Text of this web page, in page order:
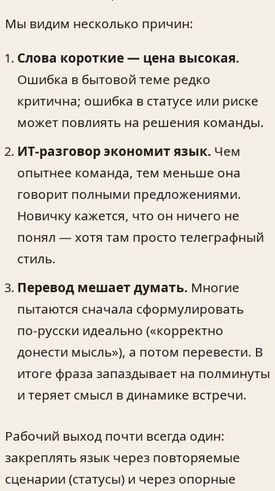
Мы видим несколько причин:
Слова короткие — цена высокая.
Ошибка в бытовой теме редко
критична; ошибка в статусе или риске
может повлиять на решения команды.
ИТ‑разговор экономит язык. Чем
опытнее команда, тем меньше она
говорит полными предложениями.
Новичку кажется, что он ничего не
понял — хотя там просто телеграфный
стиль.
Перевод мешает думать. Многие
пытаются сначала сформулировать
по‑русски идеально («корректно
донести мысль»), а потом перевести. В
итоге фраза запаздывает на полминуты
и теряет смысл в динамике встречи.
Рабочий выход почти всегда один:
закреплять язык через повторяемые
сценарии (статусы) и через опорные